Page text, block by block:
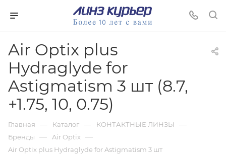
Air Optix plus
Hydraglyde for
Astigmatism 3 шт (8.7,
+1.75, 10, 0.75)
Главная — Каталог — КОНТАКТНЫЕ ЛИНЗЫ —
Бренды — Air Optix —
Air Optix plus Hydraglyde for Astigmatism 3 шт